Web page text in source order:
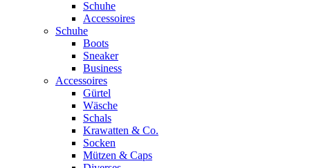
Schuhe
Accessoires
Schuhe
Boots
Sneaker
Business
Accessoires
Gürtel
Wäsche
Schals
Krawatten & Co.
Socken
Mützen & Caps